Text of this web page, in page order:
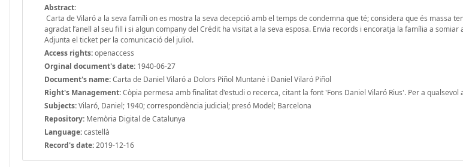
Abstract:
Carta de Vilaró a la seva famíli on es mostra la seva decepció amb el temps de condemna que té; considera que és massa
agradat l’anell al seu fill i si algun company del Crédit ha visitat a la seva esposa. Envia records i encoratja la família a
Adjunta el ticket per la comunicació del juliol.
Access rights:openaccess
Orginal document's date: 1940-06-27
Document's name:Carta de Daniel Vilaró a Dolors Piñol Muntané i Daniel Vilaró Piñol
Right's Management:Còpia permesa amb finalitat d'estudi o recerca, citant la font 'Fons Daniel Vilaró Rius'. Per a
Subjects:Vilaró, Daniel; 1940; correspondència judicial; presó Model; Barcelona
Repository: Memòria Digital de Catalunya
Language:castellà
Record's date:2019-12-16